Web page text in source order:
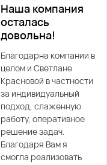
Наша компания
осталась
довольна!
Благодарна компании в
целом и Светлане
Красновой в частности
за индивидуальный
подход, слаженную
работу, оперативное
решение задач.
Благодаря Вам я
смогла реализовать